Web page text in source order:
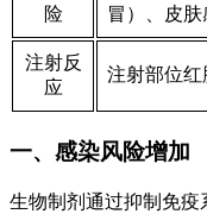
险
冒）、皮
注射反
应
注射部位红
一、感染风险增加
生物制剂通过抑制免疫